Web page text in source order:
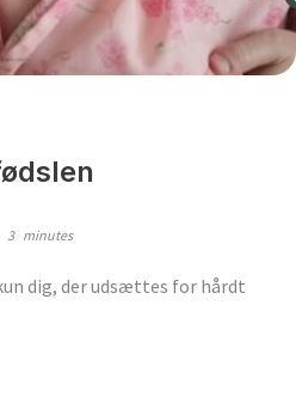
3 minutes
dig, der udsættes for hårdt